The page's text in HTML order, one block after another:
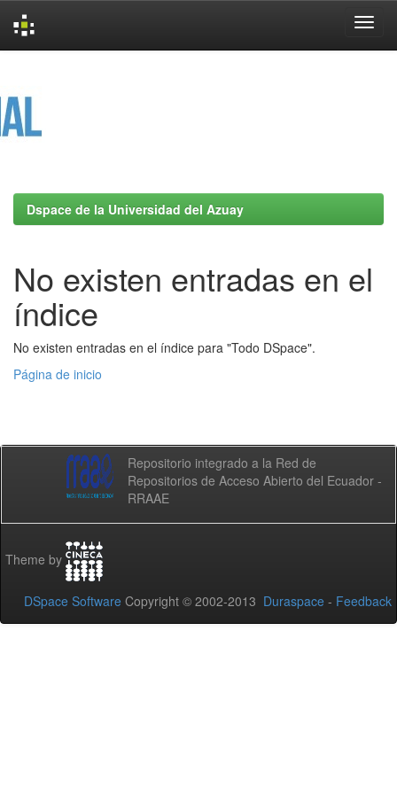
Dspace de la Universidad del Azuay
No existen entradas en el
índice
No existen entradas en el índice para "Todo DSpace".
Página de inicio
Repositorio integrado a la Red de
Repositorios de Acceso Abierto del Ecuador -
RRAAE
Theme by
DSpace Software Copyright © 2002-2013 Duraspace - Feedback